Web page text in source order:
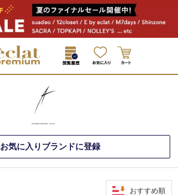
お気に入りブランドに登録
おすすめ順